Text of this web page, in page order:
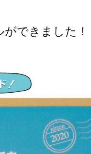
できました！